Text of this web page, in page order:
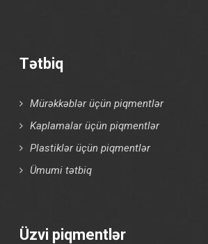
Tətbiq
Mürəkkəblər üçün piqmentlər
Kaplamalar üçün piqmentlər
Plastiklər üçün piqmentlər
Ümumi tətbiq
Üzvi piqmentlər